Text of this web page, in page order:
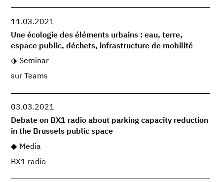
11.03.2021
Une écologie des éléments urbains : eau, terre,
espace public, déchets, infrastructure de mobilité
Seminar
sur Teams
03.03.2021
Debate on BX1 radio about parking capacity reduction
in the Brussels public space
Media
BX1 radio